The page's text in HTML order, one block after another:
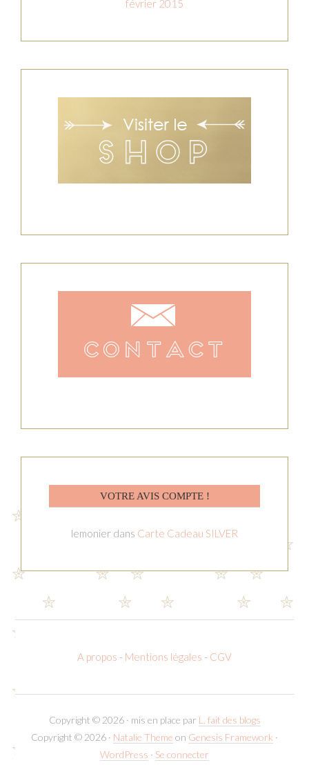
février 2015
VOTRE AVIS COMPTE !
lemonier dans Carte Cadeau SILVER
A propos - Mentions légales - CGV
Copyright © 2026 · mis en place par L. fait des blogs
Copyright © 2026 · Natalie Theme on Genesis Framework ·
WordPress · Se connecter